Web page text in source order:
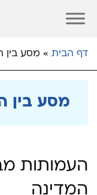
דף הבית » מסע בין
מסע בין
העמותות
המדינה